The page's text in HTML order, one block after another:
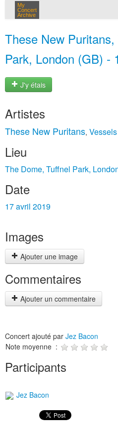
My
Concert
Archive
These New
Park, London (GB) -
J'y étais
Artistes
These New Puritans, Vessels
Lieu
The Dome, Tuffnel Park,
Date
17 avril 2019
Images
Ajouter une image
Commentaires
Ajouter un commentaire
Concert ajouté par Jez Bacon
Note moyenne :
Participants
Jez Bacon